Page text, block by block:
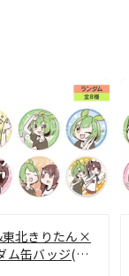
北きりたん×
ム缶バッジ(全8